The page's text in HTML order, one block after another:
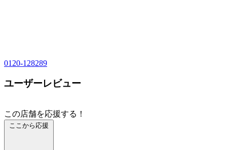
0120-128289
ユーザーレビュー
この店舗を応援する！
ここから応援